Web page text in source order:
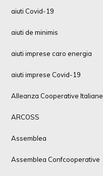
aiuti Covid-19
aiuti de minimis
aiuti imprese caro energia
aiuti imprese Covid-19
Alleanza Cooperative Italiane
ARCOSS
Assemblea
Assemblea Confcooperative